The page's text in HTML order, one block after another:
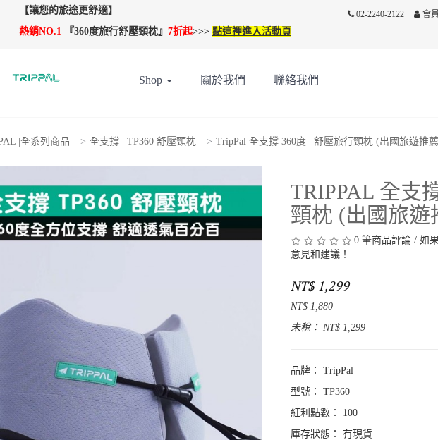
【讓您的旅途更舒適】
熱銷NO.1 『360度旅行舒壓頸枕』 7折起>>> 點這裡進入活動頁
02-2240-2122 會
Shop 關於我們 聯絡我們
|全系列商品 全支撐 | TP360 舒壓頸枕 TripPal 全支撐 360度 | 舒壓旅行頸枕 (出國旅遊推
TRIPPAL 全支
頸枕 (出國旅遊
0 筆商品評論 / 如
意見和建議！
NT$ 1,299
NT$ 1,880
未稅： NT$ 1,299
品牌： TripPal
型號： TP360
紅利點數： 100
庫存狀態：
有現貨